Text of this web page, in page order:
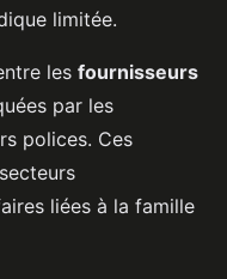
limitée.
les fournisseurs
par les
polices. Ces
liées à la famille